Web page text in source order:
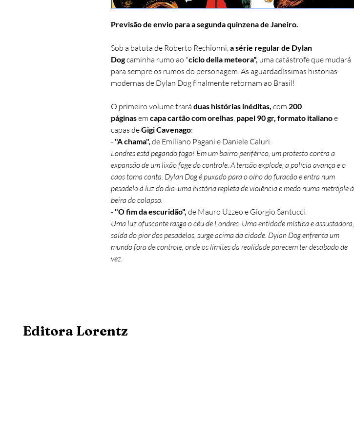
Previsão de envio para a segunda quinzena de Janeiro.
Sob a batuta de Roberto Rechionni,a série regular de Dylan
Dogcaminha rumo ao "ciclo della meteora", uma catástrofe que mudará
para sempre os rumos do personagem. As aguardadíssimas histórias
modernas de Dylan Dog finalmente retornam ao Brasil!
O primeiro volume trará duas histórias inéditas, com 200
páginasem capa cartão com orelhas, papel 90 gr, formato italianoe
capas deGigi Cavenago:
- "A chama", de Emiliano Pagani e Daniele Caluri.
Londres está pegando fogo! Em um bairro periférico, um protesto contra a
expansão de um lixão foge do controle. A tensão explode, a polícia avança e o
caos toma conta. Dylan Dog é puxado para o olho do furacão e entra num
pesadelo à luz do dia: uma história repleta de violência e medo numa metróple à
beira do colapso.
- "O fim da escuridão", de Mauro Uzzeo e Giorgio Santucci.
Uma luz ofuscante rasga o céu de Londres. Uma entidade mística e assustadora,
saída do pior dos pesadelos, surge acima da cidade. Dylan Dog enfrenta um
mundo fora de controle, onde os limites da realidade parecem ter desabado de
vez.
Editora Lorentz